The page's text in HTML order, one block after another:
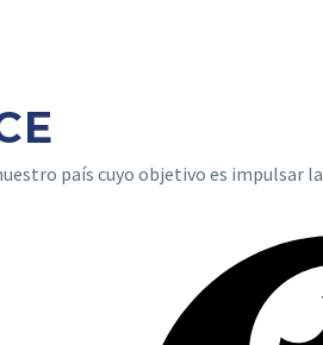
país cuyo objetivo es impulsar